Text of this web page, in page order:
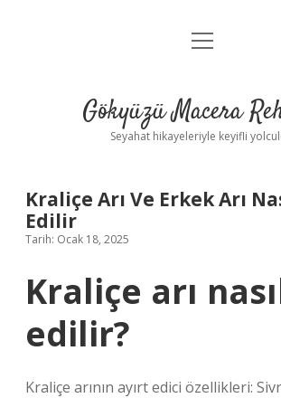
Anasayfa
Yasal Uyarı
menüyü
Gökyüzü Macera
Seyahat hikayeleriyle keyifli
Kraliçe Arı Ve Erkek Arı
Edilir
Tarih: Ocak 18, 2025
Kraliçe arı
edilir?
Kraliçe arının ayırt edici özellikleri: